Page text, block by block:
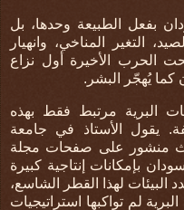
بفعل الطبيعة وحدها، بل
التغير المناخي، وانهيار
الحرب الأخيرة أول نزاع
كما يُهجّر البشر.
البرية مرتبط فقط بهذه
يقول الأستاذ في جامعة
منشور على صفحات مجلة
بإمكانات إنتاجية كبيرة
البيئات لهذا القطر الشاسع،
لم تواكبها استراتيجيات